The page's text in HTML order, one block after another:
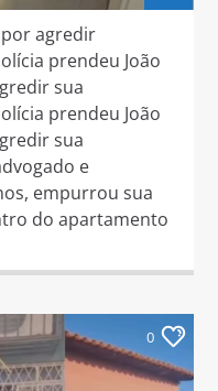
por agredir
prendeu João
sua
prendeu João
sua
e
empurrou sua
do apartamento
0